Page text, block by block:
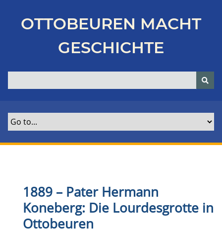
p
OTTOBEUREN MACHT
GESCHICHTE
1889 – Pater Hermann
Koneberg: Die Lourdesgrotte in
Ottobeuren